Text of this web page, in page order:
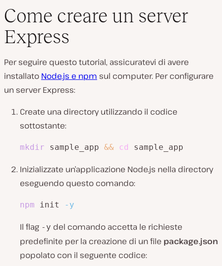
Come creare un server
Express
Per seguire questo tutorial, assicuratevi di avere
installato Node.js e npm sul computer. Per configurare
un server Express:
Create una directory utilizzando il codice
sottostante:
mkdir sample_app && cd sample_app
Inizializzate un’applicazione Node.js nella directory
eseguendo questo comando:
npm init -y
Il flag -y del comando accetta le richieste
predefinite per la creazione di un file package.json
popolato con il seguente codice: